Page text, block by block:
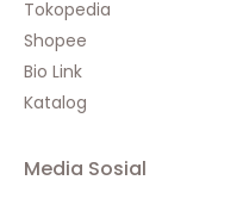
Tokopedia
Shopee
Bio Link
Katalog
Media Sosial